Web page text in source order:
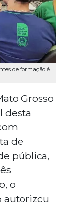
de formação é
Grosso
desta
de
pública,
o
autorizou